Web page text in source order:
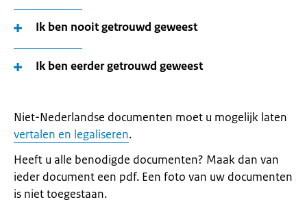
Ik ben nooit getrouwd geweest
Ik ben eerder getrouwd geweest
Niet-Nederlandse documenten moet u mogelijk laten
vertalen en legaliseren.
Heeft u alle benodigde documenten? Maak dan van
ieder document een pdf. Een foto van uw documenten
is niet toegestaan.